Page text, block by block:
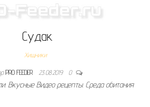
Судак
Хищники
PRO FEEDER 23.08.2019 0
Вкусные Видео рецепты. Среда обитания